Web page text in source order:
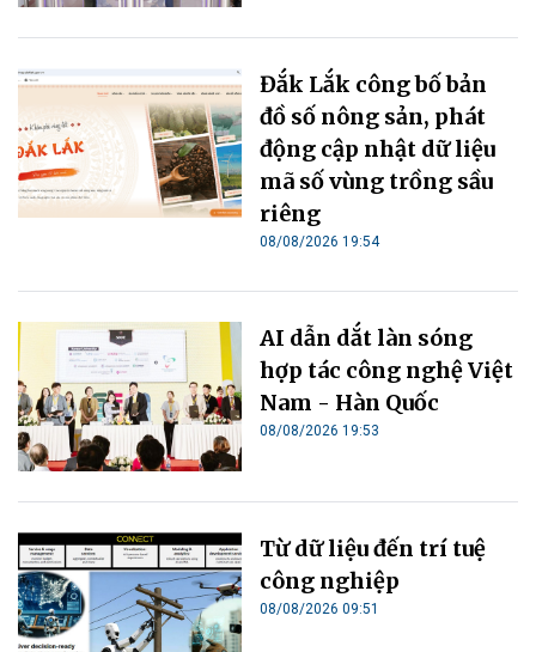
Đắk Lắk công bố bản
đồ số nông sản, phát
động cập nhật dữ liệu
mã số vùng trồng sầu
riêng
08/08/2026 19:54
AI dẫn dắt làn sóng
hợp tác công nghệ Việt
Nam - Hàn Quốc
08/08/2026 19:53
Từ dữ liệu đến trí tuệ
công nghiệp
08/08/2026 09:51